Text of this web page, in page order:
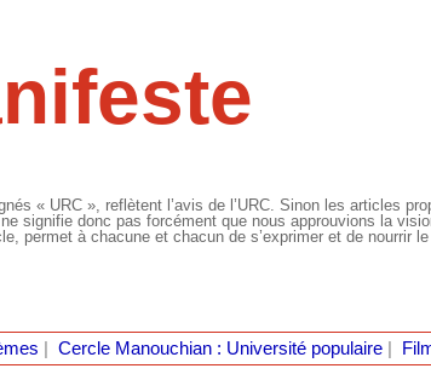
« URC », reflètent l’avis de l’URC. Sinon les articles
signifie donc pas forcément que nous approuvions la
permet à chacune et chacun de s’exprimer et de nourrir
Cercle Manouchian : Université populaire|